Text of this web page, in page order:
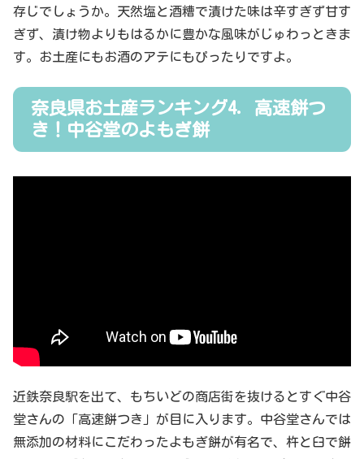
存じでしょうか。天然塩と酒糟で漬けた味は辛すぎず甘す
ぎず、漬け物よりもはるかに豊かな風味がじゅわっときま
す。お土産にもお酒のアテにもぴったりですよ。
奈良県お土産ランキング4．高速餅つ
き！中谷堂のよもぎ餅
近鉄奈良駅を出て、もちいどの商店街を抜けるとすぐ中谷
堂さんの「高速餅つき」が目に入ります。中谷堂さんでは
無添加の材料にこだわったよもぎ餅が有名で、杵と臼で餅